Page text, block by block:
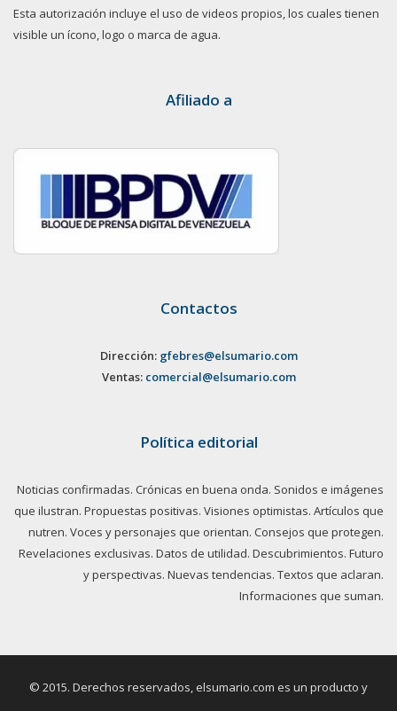
Esta autorización incluye el uso de videos propios, los cuales tienen
visible un ícono, logo o marca de agua.
Afiliado a
Contactos
Dirección: gfebres@elsumario.com
Ventas: comercial@elsumario.com
Política editorial
Noticias confirmadas. Crónicas en buena onda. Sonidos e imágenes
que ilustran. Propuestas positivas. Visiones optimistas. Artículos que
nutren. Voces y personajes que orientan. Consejos que protegen.
Revelaciones exclusivas. Datos de utilidad. Descubrimientos. Futuro
y perspectivas. Nuevas tendencias. Textos que aclaran.
Informaciones que suman.
© 2015. Derechos reservados, elsumario.com es un producto y